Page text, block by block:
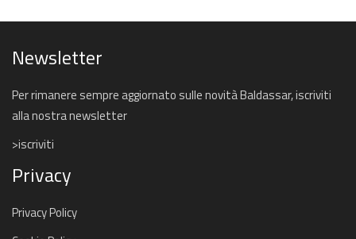
Newsletter
Per rimanere sempre aggiornato sulle novità Baldassar, iscriviti
alla nostra newsletter
>iscriviti
Privacy
Privacy Policy